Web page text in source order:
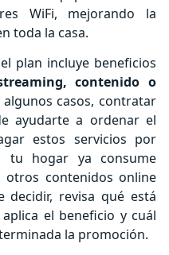
WiFi, mejorando la
toda la casa.
plan incluye beneficios
contenido o
algunos casos, contratar
ayudarte a ordenar el
estos servicios por
tu hogar ya consume
otros contenidos online
revisa qué está
el beneficio y cuál
la promoción.